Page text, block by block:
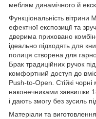
меблям динамічного й
Функціональність
ефектної експозиції та
дверима приховано
ідеально підходять для
полиця створена для
Брак традиційних ручок
комфортний доступ до
Push-to-Open. Стійкі чорні
наконечниками заввишки
і дають змогу без зусиль
Матеріали та